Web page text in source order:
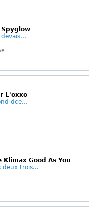
Spyglow
L'oxxo
dce...
Klimax Good As You
deux trois...